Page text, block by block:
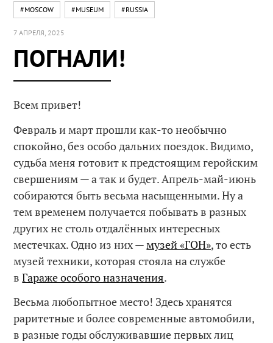
#MOSCOW #MUSEUM #RUSSIA
7 АПРЕЛЯ, 2025
ПОГНАЛИ!
Всем привет!
Февраль и март прошли как-то необычно
спокойно, без особо дальних поездок. Видимо,
судьба меня готовит к предстоящим геройским
свершениям — а так и будет. Апрель-май-июнь
собираются быть весьма насыщенными. Ну а
тем временем получается побывать в разных
других не столь отдалённых интересных
местечках. Одно из них — музей «ГОН», то есть
музей техники, которая стояла на службе
вГараже особого назначения.
Весьма любопытное место! Здесь хранятся
раритетные и более современные автомобили,
в разные годы обслуживавшие первых лиц